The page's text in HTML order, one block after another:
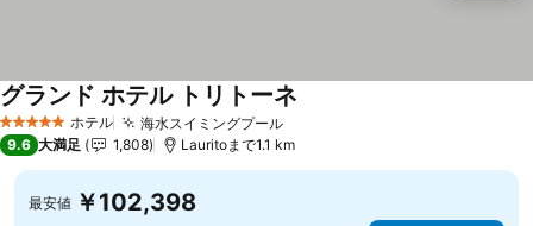
5 ホテルのランク
ホテル 海水スイミングプール
グランド ホテル トリトーネ
9.6 大満足 1,808 Lauritoまで1.1 km
最安値 ￥102,398